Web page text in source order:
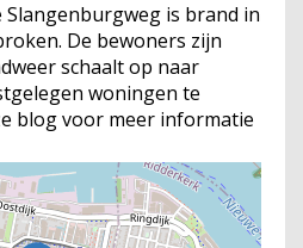
Slangenburgweg is brand in
De bewoners zijn
schaalt op naar
woningen te
blog voor meer informatie